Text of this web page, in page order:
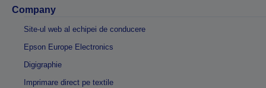
Company
Site-ul web al echipei de conducere
Epson Europe Electronics
Digigraphie
Imprimare direct pe textile